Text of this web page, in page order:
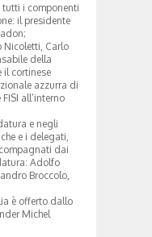
i componenti
il presidente
Nicoletti, Carlo
della
il cortinese
azzurra di
all’interno
e negli
e i delegati,
dai
Adolfo
Broccolo,
è offerto dallo
Michel